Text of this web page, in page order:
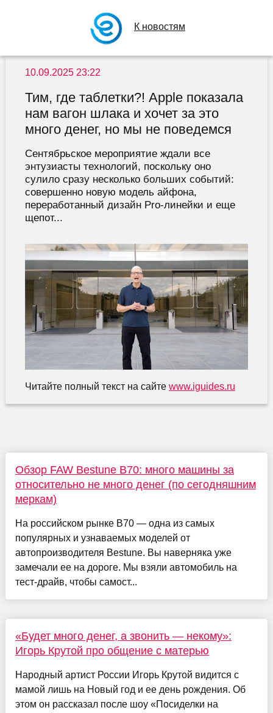
К новостям
10.09.2025 23:22
Тим, где таблетки?! Apple показала
нам вагон шлака и хочет за это
много денег, но мы не поведемся
Сентябрьское мероприятие ждали все
энтузиасты технологий, поскольку оно
сулило сразу несколько больших событий:
совершенно новую модель айфона,
переработанный дизайн Pro-линейки и еще
щепот...
Читайте полный текст на сайте www.iguides.ru
Обзор FAW Bestune B70: много машины за
относительно не много денег (по сегодняшним
меркам)
На российском рынке B70 — одна из самых
популярных и узнаваемых моделей от
автопроизводителя Bestune. Вы наверняка уже
замечали ее на дороге. Мы взяли автомобиль на
тест-драйв, чтобы самост...
«Будет много денег, а звонить — некому»:
Игорь Крутой про общение с матерью
Народный артист России Игорь Крутой видится с
мамой лишь на Новый год и ее день рождения. Об
этом он рассказал после шоу «Посиделки на